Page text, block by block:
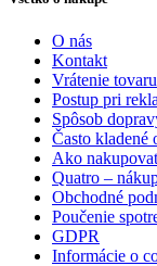
O nás
Kontakt
Vrátenie tovaru
Postup pri
Spôsob
Často kladené
Ako
Quatro –
Obchodné
Poučenie
GDPR
Informácie o